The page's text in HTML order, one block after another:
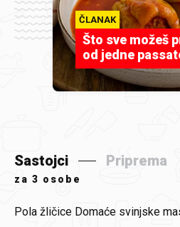
ČLANAK
Što sve možeš
od jedne
Sastojci Priprema
za 3 osobe
Pola žličice Domaće svinjske